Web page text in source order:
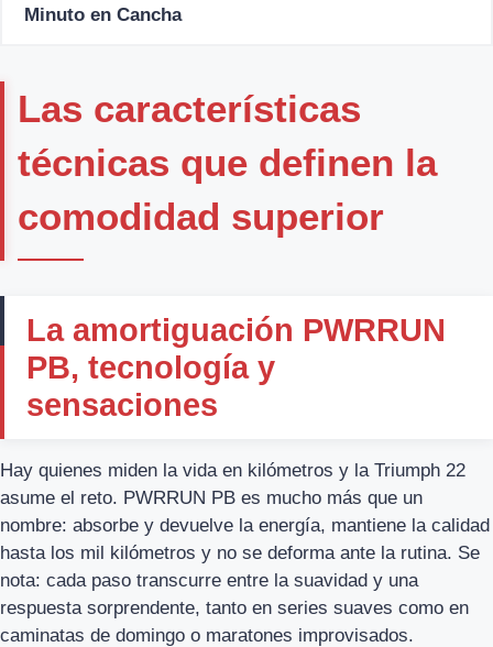
Minuto en Cancha
Las características
técnicas que definen la
comodidad superior
La amortiguación PWRRUN
PB, tecnología y
sensaciones
Hay quienes miden la vida en kilómetros y la Triumph 22
asume el reto. PWRRUN PB es mucho más que un
nombre: absorbe y devuelve la energía, mantiene la calidad
hasta los mil kilómetros y no se deforma ante la rutina. Se
nota: cada paso transcurre entre la suavidad y una
respuesta sorprendente, tanto en series suaves como en
caminatas de domingo o maratones improvisados.